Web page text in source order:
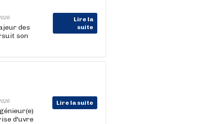
Lire la
suite
des
son
Lire la suite
d'uvre